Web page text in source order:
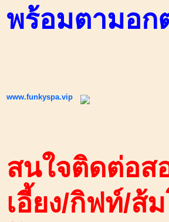
พร้อมตามอก
www.funkyspa.vip
สนใจติดต่อส
เอี้ยง/กิฟท์/ส้